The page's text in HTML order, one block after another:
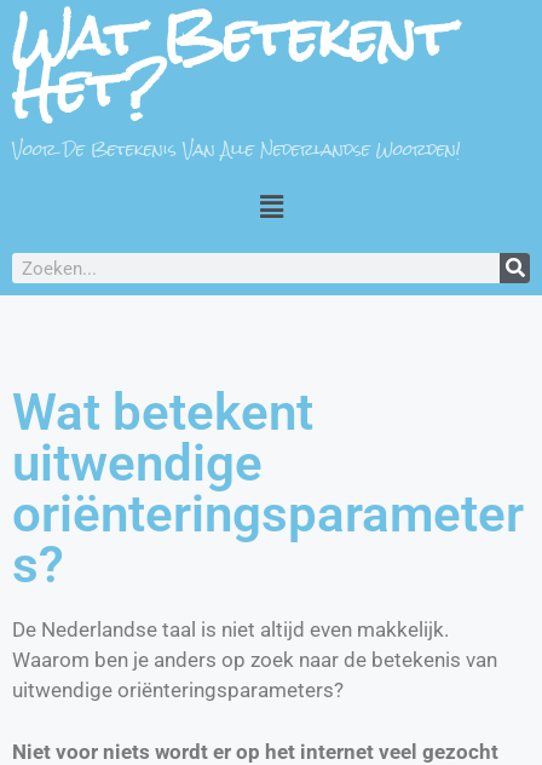
Wat Betekent
Het?
Voor De Betekenis Van Alle Nederlandse Woorden!
Wat betekent
uitwendige
oriënteringsparameter
s?
De Nederlandse taal is niet altijd even makkelijk.
Waarom ben je anders op zoek naar de betekenis van
uitwendige oriënteringsparameters?
Niet voor niets wordt er op het internet veel gezocht